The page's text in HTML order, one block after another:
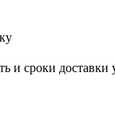
и сроки доставки